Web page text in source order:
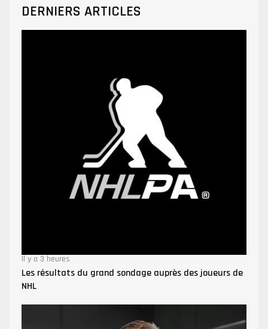
DERNIERS ARTICLES
Il y a 3 heures
Les résultats du grand sondage auprès des joueurs de
NHL